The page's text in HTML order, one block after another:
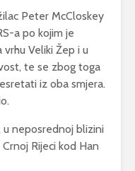
Peter McCloskey
a po kojim je
Veliki Žep i u
te se zbog toga
iz oba smjera.
u neposrednoj blizini
Rijeci kod Han